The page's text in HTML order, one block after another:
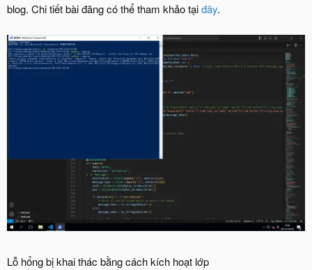
blog. Chi tiết bài đăng có thể tham khảo tạiđây.
Lỗ hổng bị khai thác bằng cách kích hoạt lớp